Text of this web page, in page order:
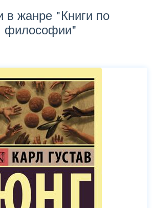
в жанре "Книги по
философии"